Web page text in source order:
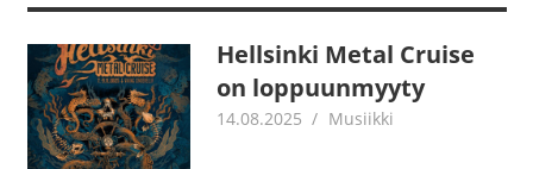
Hellsinki Metal Cruise
on loppuunmyyty
14.08.2025 Juha Kaunisto
Musiikki